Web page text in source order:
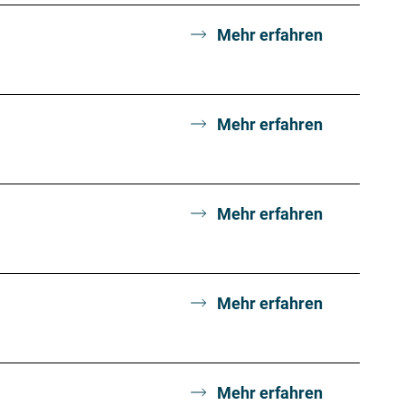
Mehr erfahren
Mehr erfahren
Mehr erfahren
Mehr erfahren
Mehr erfahren